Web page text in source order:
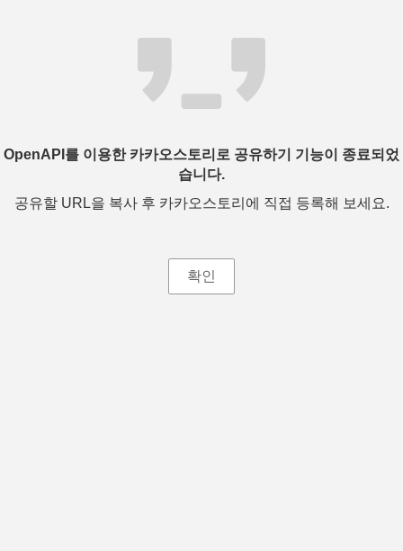
OpenAPI를 이용한 카카오스토리로 공유하기 기능이 종료되었
습니다.
공유할 URL을 복사 후 카카오스토리에 직접 등록해 보세요.
확인